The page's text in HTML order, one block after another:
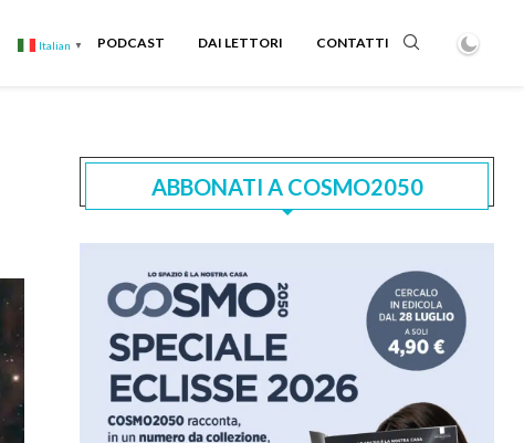
Italian ▼ PODCAST DAI LETTORI CONTATTI
ABBONATI A COSMO2050